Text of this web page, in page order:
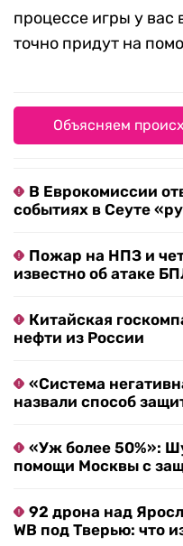
процессе игры у вас
точно придут на
Объясняем
В Еврокомиссии
событиях в Сеуте
Пожар на НПЗ и
известно об атаке
Китайская
нефти из России
«Система
назвали способ
«Уж более 50%»:
помощи Москвы с
92 дрона над
WB под Тверью: что